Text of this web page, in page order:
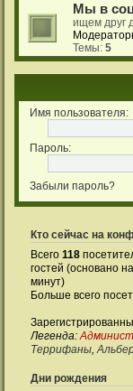
Мы в
ищем друг
Темы: 5
Имя пользователя:
Пароль:
Забыли пароль?
Кто сейчас на
Всего 118
гостей (основано
минут)
Больше всего
Легенда:
Террифаны,
Дни рождения